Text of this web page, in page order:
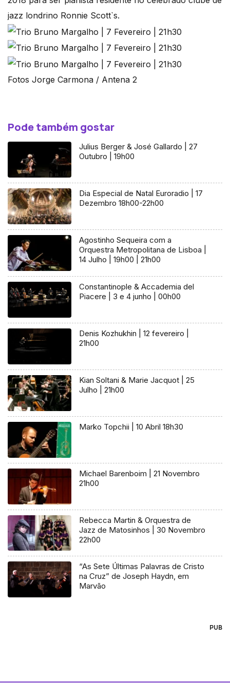
jazz londrino Ronnie Scott`s.
Fotos Jorge Carmona / Antena 2
Pode também gostar
Julius Berger & José Gallardo | 27
Outubro | 19h00
Dia Especial de Natal Euroradio | 17
Dezembro 18h00-22h00
Agostinho Sequeira com a
Orquestra Metropolitana de Lisboa |
14 Julho | 19h00 | 21h00
Constantinople & Accademia del
Piacere | 3 e 4 junho | 00h00
Denis Kozhukhin | 12 fevereiro |
21h00
Kian Soltani & Marie Jacquot | 25
Julho | 21h00
Marko Topchii | 10 Abril 18h30
Michael Barenboim | 21 Novembro
21h00
Rebecca Martin & Orquestra de
Jazz de Matosinhos | 30 Novembro
22h00
“As Sete Últimas Palavras de Cristo
na Cruz” de Joseph Haydn, em
Marvão
PUB